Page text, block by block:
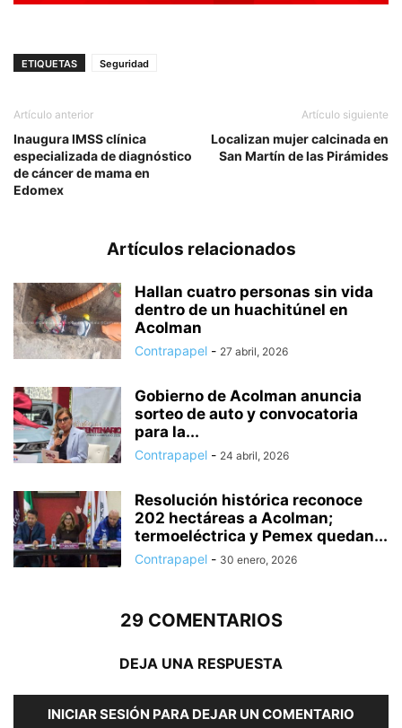
ETIQUETAS Seguridad
Artículo anterior
Inaugura IMSS clínica
especializada de diagnóstico
de cáncer de mama en
Edomex
Artículo siguiente
Localizan mujer calcinada en
San Martín de las Pirámides
Artículos relacionados
Hallan cuatro personas sin vida
dentro de un huachitúnel en
Acolman
Contrapapel - 27 abril, 2026
Gobierno de Acolman anuncia
sorteo de auto y convocatoria
para la...
Contrapapel - 24 abril, 2026
Resolución histórica reconoce
202 hectáreas a Acolman;
termoeléctrica y Pemex quedan...
Contrapapel - 30 enero, 2026
29 COMENTARIOS
DEJA UNA RESPUESTA
INICIAR SESIÓN PARA DEJAR UN COMENTARIO